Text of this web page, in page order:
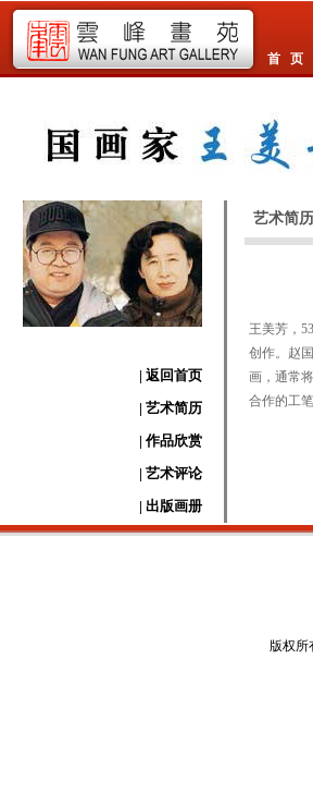
首 页
| 返回首页
| 艺术简历
| 作品欣赏
| 艺术评论
| 出版画册
艺术简历
王美芳，
创作。赵
画，通常
合作的工
版权所